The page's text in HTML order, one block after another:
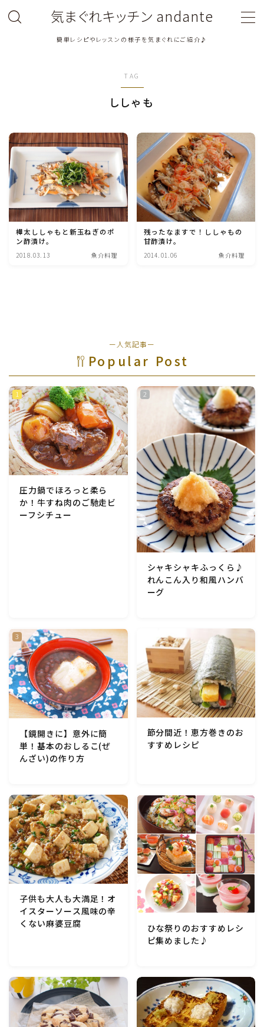
気まぐれキッチン andante
簡単レシピやレッスンの様子を気まぐれにご紹介♪
鶏肉料理
豚肉料理
牛肉料理
ひき肉料理
野菜料理(ブロッコリー・カリフラワー・パプリカ・菜
野菜料理(きゅうり・なす・トマト・ピーマン・かぼち
ゃ・ゴーヤ)
野菜料理(キャベツ・白菜・ほうれん草・レタス・小松
菜・にら)
野菜料理(ズッキーニ・コーン・いんげん・そら豆・え
んどう・オクラ)
野菜料理(玉ねぎ・ねぎ・アボカド・青梗菜・セロリ・
根菜料理（にんじん・ごぼう・かぶ・大根・れんこん・
もやし・豆苗・たけのこ・せり・ふき・その他山菜料理
洋菓子 (焼き菓子)
洋菓子 (冷菓)
洋菓子 (その他)
マクロビスイーツ・自然派おやつ
パン・パンケーキ・スコーン・食事パイ・ケークサレ・
粉もの
米/ご飯料理・もち料理
麺料理(パスタ・うどん・そうめん・春雨など)
豆腐・厚揚げ・油揚げ・納豆・豆類・豆製品料理
缶詰料理(ツナ・サバ・いわし・ホタテ貝柱・コーン
TAG
ししゃも
樺太ししゃもと新玉ねぎのポ
ン酢漬け。
2018.03.13 魚介料理
残ったなますで！ししゃもの
甘酢漬け。
2014.01.06 魚介料理
ー人気記事ー
Popular Post
圧力鍋でほろっと柔ら
か！牛すね肉のご馳走ビ
ーフシチュー
シャキシャキふっくら♪
れんこん入り和風ハンバ
ーグ
【鏡開きに】意外に簡
単！基本のおしるこ(ぜ
んざい)の作り方
節分間近！恵方巻きのお
すすめレシピ
子供も大人も大満足！オ
イスターソース風味の辛
くない麻婆豆腐
ひな祭りのおすすめレシ
ピ集めました♪